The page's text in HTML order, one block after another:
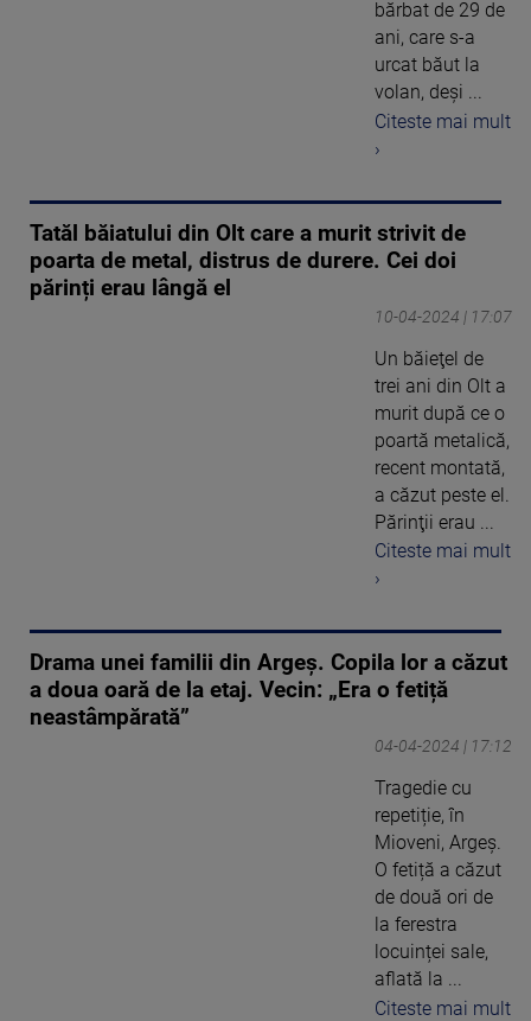
bărbat de 29 de
ani, care s-a
urcat băut la
volan, deși ...
Citeste mai mult
›
Tatăl băiatului din Olt care a murit strivit de
poarta de metal, distrus de durere. Cei doi
părinți erau lângă el
10-04-2024 | 17:07
Un băieţel de
trei ani din Olt a
murit după ce o
poartă metalică,
recent montată,
a căzut peste el.
Părinţii erau ...
Citeste mai mult
›
Drama unei familii din Argeș. Copila lor a căzut
a doua oară de la etaj. Vecin: „Era o fetiță
neastâmpărată”
04-04-2024 | 17:12
Tragedie cu
repetiție, în
Mioveni, Argeș.
O fetiță a căzut
de două ori de
la ferestra
locuinței sale,
aflată la ...
Citeste mai mult